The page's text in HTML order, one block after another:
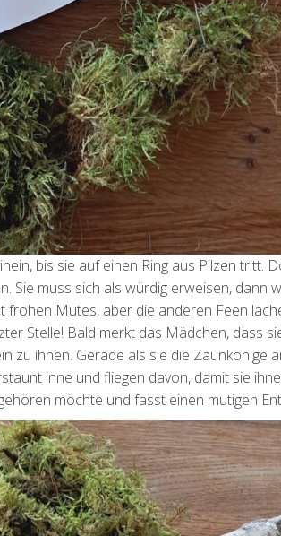
bis sie auf einen Ring aus Pilzen tritt.
Sie muss sich als würdig erweisen, dann
Mutes, aber die anderen Feen
Stelle! Bald merkt das Mädchen, dass
zu ihnen. Gerade als sie die Zaunkönige
inne und fliegen davon, damit sie
möchte und fasst einen mutigen